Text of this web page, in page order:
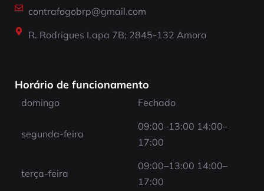
contrafogobrp@gmail.com
R. Rodrigues Lapa 7B; 2845-132 Amora
Horário de funcionamento
domingo Fechado
segunda-feira
09:00–13:00 14:00–
17:00
terça-feira
09:00–13:00 14:00–
17:00